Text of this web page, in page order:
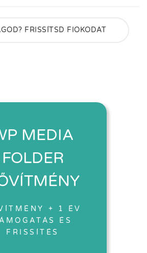
FRISSÍTSD FIOKODAT
MEDIA
FOLDER
+ 1 ÉV
ÉS
FRISSÍTÉS